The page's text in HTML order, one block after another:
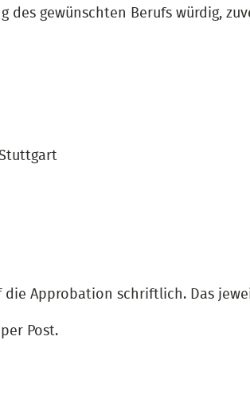
des gewünschten Berufs würdig,
die Approbation schriftlich. Das
Post.